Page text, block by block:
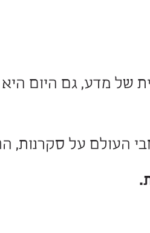
לא
אמנים,
גם היום היא